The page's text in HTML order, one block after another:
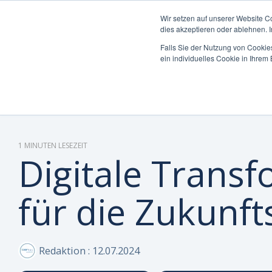
Wir setzen auf unserer Website
dies akzeptieren oder ablehnen.
Falls Sie der Nutzung von
ein individuelles Cookie in Ihrem
optimieren?
KI-
Webinare
Wissen-
Karriere
1 MINUTEN LESEZEIT
Digitale
für die
Redaktion : 12.07.2024